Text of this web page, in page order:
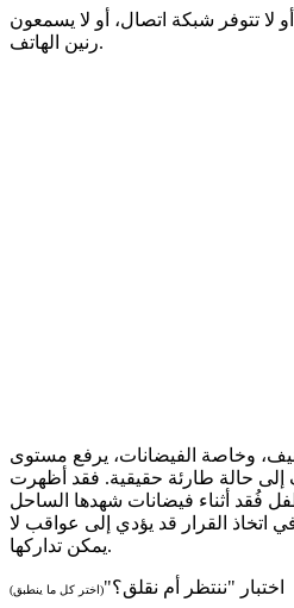
أو لا تتوفر شبكة اتصال، أو لا يسمعون
رنين الهاتف.
وخاصة الفيضانات، يرفع مستوى
إلى حالة طارئة حقيقية. فقد أظهرت
فُقد أثناء فيضانات شهدها الساحل
اتخاذ القرار قد يؤدي إلى عواقب لا
يمكن تداركها.
اختبار "ننتظر أم نقلق؟"(اختر كل ما ينطبق)